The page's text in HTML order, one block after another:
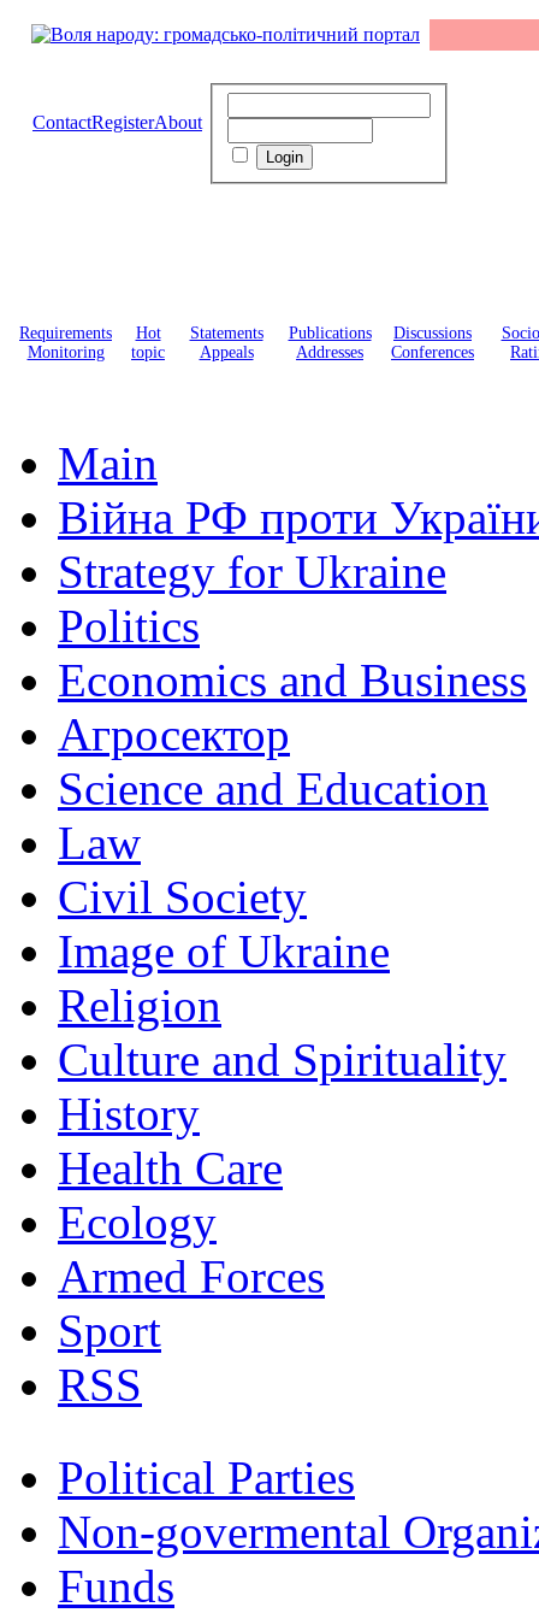
ContactRegisterAbout
Requirements
Monitoring
Hot
topic
Statements
Appeals
Publications
Addresses
Discussions
Conferences
Main
Війна РФ проти
Strategy for Ukraine
Politics
Economics and Business
Агросектор
Science and Education
Law
Civil Society
Image of Ukraine
Religion
Culture and Spirituality
History
Health Care
Ecology
Armed Forces
Sport
RSS
Political Parties
Non-govermental
Funds